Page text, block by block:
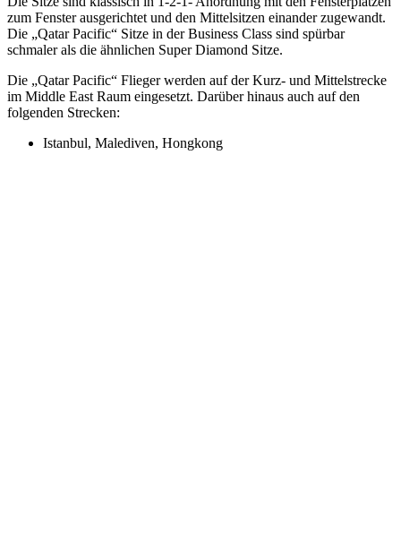
zum Fenster ausgerichtet und den Mittelsitzen einander zugewandt.
Die „Qatar Pacific“ Sitze in der Business Class sind spürbar
schmaler als die ähnlichen Super Diamond Sitze.
Die „Qatar Pacific“ Flieger werden auf der Kurz- und Mittelstrecke
im Middle East Raum eingesetzt. Darüber hinaus auch auf den
folgenden Strecken:
Istanbul, Malediven, Hongkong